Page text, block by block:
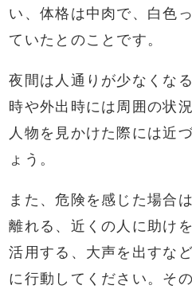
い、体格は中肉で、白色
ていたとのことです。
夜間は人通りが少なくな
時や外出時には周囲の状
人物を見かけた際には近
ょう。
また、危険を感じた場合
離れる、近くの人に助け
活用する、大声を出すな
に行動してください。そ